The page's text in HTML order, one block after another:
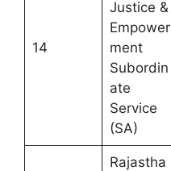
14
Justice &
Empower
ment
Subordin
ate
Service
(SA)
Rajastha